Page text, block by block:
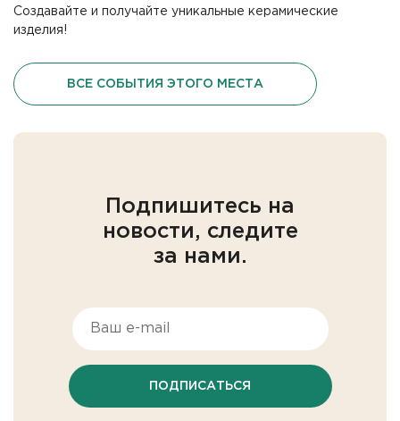
Создавайте и получайте уникальные керамические
изделия!
ВСЕ СОБЫТИЯ ЭТОГО МЕСТА
Подпишитесь на
новости, следите
за нами.
ПОДПИСАТЬСЯ